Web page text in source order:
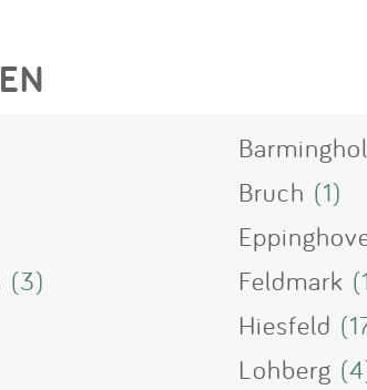
Bruch (1)
(3) Feldmark
Hiesfeld
Lohberg